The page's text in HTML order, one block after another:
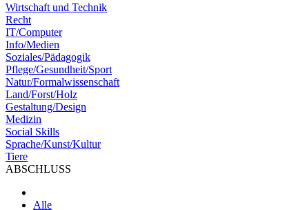
Wirtschaft und Technik
Recht
IT/Computer
Info/Medien
Soziales/Pädagogik
Pflege/Gesundheit/Sport
Natur/Formalwissenschaft
Land/Forst/Holz
Gestaltung/Design
Medizin
Social Skills
Sprache/Kunst/Kultur
Tiere
ABSCHLUSS
Alle